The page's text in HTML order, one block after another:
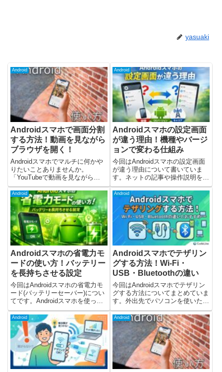
yasuaki
Android
Androidスマホで画面分割
する方法！動画を見ながら
ブラウザを開く！
Androidスマホでマルチに何かや
りたいことありませんか。
「YouTubeで動画を見ながら
LINEを返したい」「ブラウザを
開きつつ、同時にメモアプリを使
いたい」そんなときに便利なのが
画面分割機能（マルチウィンド
ウ）です。この記事では、An...
Android
Androidスマホの設定画面
が違う理由！機種やバージ
ョンで変わる仕組み
今回はAndroidスマホの設定画面
が違う理由について書いていま
す。ネットの記事や操作説明を見
ながら設定を変えようとしたとき
に、説明と設定画面が違う…メニ
ューの場所が見つからない自分の
スマホだけ表示が違うこんな経験
をしたことはないでしょうか...
Android
Androidスマホの省電力モ
ードの使い方！バッテリー
を長持ちさせる設定
今回はAndroidスマホの省電力モ
ード(バッテリーセーバー)につい
てです。Androidスマホを使って
いて、こんなことはありません
か？朝100％だったのに、夕方に
はもう残り20％…外出先で充電
が切れそうで不安になるモバイル
バッテリーを持ち...
Android
Androidスマホでテザリン
グする方法！Wi-Fi・
USB・Bluetoothの違い
今回はAndroidスマホでテザリン
グする方法についてまとめていま
す。外出先でパソコンを使いたい
ときや、Wi-Fiがない場所でネッ
トを使いたいときに便利なのがテ
ザリングです。ただ、Androidス
マホではいくつか接続方法があ
り、違いが分かり...
Android Android